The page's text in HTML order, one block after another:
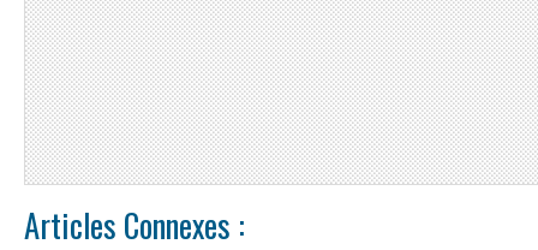
Articles Connexes :